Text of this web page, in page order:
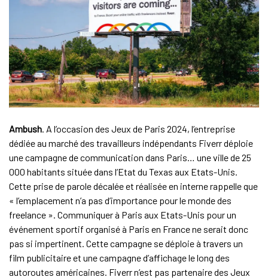
Ambush. A l’occasion des Jeux de Paris 2024, l’entreprise
dédiée au marché des travailleurs indépendants Fiverr déploie
une campagne de communication dans Paris… une ville de 25
000 habitants située dans l’Etat du Texas aux Etats-Unis.
Cette prise de parole décalée et réalisée en interne rappelle que
« l’emplacement n’a pas d’importance pour le monde des
freelance ». Communiquer à Paris aux Etats-Unis pour un
événement sportif organisé à Paris en France ne serait donc
pas si impertinent. Cette campagne se déploie à travers un
film publicitaire et une campagne d’affichage le long des
autoroutes américaines. Fiverr n’est pas partenaire des Jeux